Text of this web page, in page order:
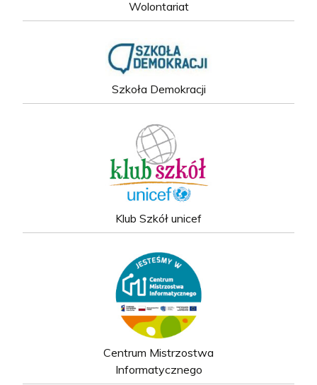
Wolontariat
Szkoła Demokracji
Klub Szkół unicef
Centrum Mistrzostwa
Informatycznego